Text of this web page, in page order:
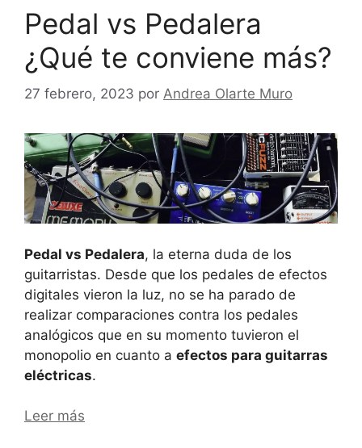
Pedal vs Pedalera
¿Qué te conviene más?
27 febrero, 2023 por Andrea Olarte Muro
Pedal vs Pedalera, la eterna duda de los
guitarristas. Desde que los pedales de efectos
digitales vieron la luz, no se ha parado de
realizar comparaciones contra los pedales
analógicos que en su momento tuvieron el
monopolio en cuanto a efectos para guitarras
eléctricas.
Leer más